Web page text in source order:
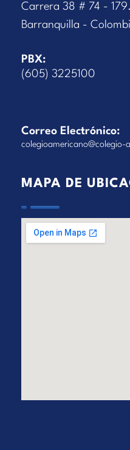
Carrera 38 # 74 - 179.
Barranquilla -
PBX:
(605) 3225100
Correo Electrónico:
colegioamericano@colegio-
MAPA DE